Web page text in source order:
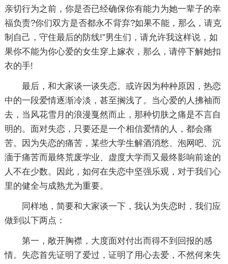
亲切行为之前，你是否已经确保你有能力为她一辈子的幸
福负责?你们双方是否都永不背弃?如果不能，那么，请克
制自己，守住最后的防线!”男生们，请允许我这样说，如
果你不能为你心爱的女生穿上嫁衣，那么，请停下解她扣
衣的手!
最后，和大家谈一谈失恋。或许因为种种原因，热恋
中的一段爱情逐渐冷淡，甚至搁浅了。当心爱的人拂袖而
去，当风花雪月的浪漫戛然而止，那种切肤之痛是不言自
明的。面对失恋，只要还是一个相信爱情的人，都会痛
苦。因为失恋的痛苦，某些大学生解酒消愁、泡网吧、沉
湎于痛苦而最终荒废学业、虚度大学而又最终影响前途的
人不在少数。因此，如何在失恋中坚强乐观，对于我们心
里的健全与成熟尤为重要。
同样地，简要和大家谈一下，我认为失恋时，我们应
做到以下两点：
第一，敞开胸襟，大度面对付出而得不到回报的感
情。失恋首先证明了爱过，证明了用心去爱，不然何来失